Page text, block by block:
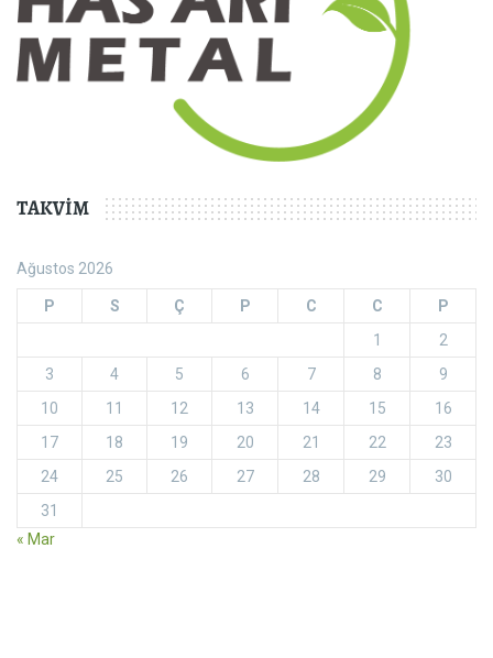
TAKVIM
Ağustos 2026
P S Ç P C C
P
1
2
3
4 5 6 7 8
9
10
11 12 13 14 15
16
17
18 19 20 21 22
23
24
25 26 27 28 29
30
31
« Mar